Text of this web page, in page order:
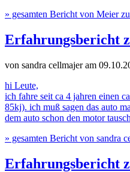
» gesamten Bericht von Meier
Erfahrungsbericht
von sandra cellmajer am
hi Leute,
ich fahre seit ca 4 jahren einen
85kj). ich muß sagen das auto
dem auto schon den motor
» gesamten Bericht von sandra
Erfahrungsbericht